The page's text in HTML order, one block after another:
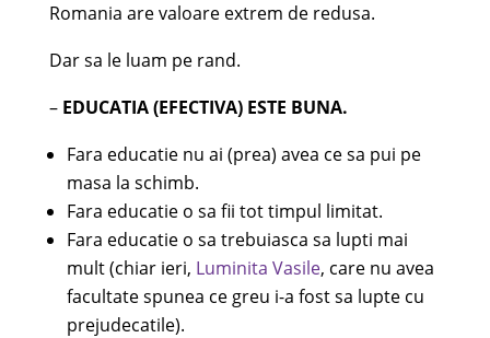
Romania are valoare extrem de redusa.
Dar sa le luam pe rand.
– EDUCATIA (EFECTIVA) ESTE BUNA.
Fara educatie nu ai (prea) avea ce sa pui pe
masa la schimb.
Fara educatie o sa fii tot timpul limitat.
Fara educatie o sa trebuiasca sa lupti mai
mult (chiar ieri, Luminita Vasile, care nu avea
facultate spunea ce greu i-a fost sa lupte cu
prejudecatile).